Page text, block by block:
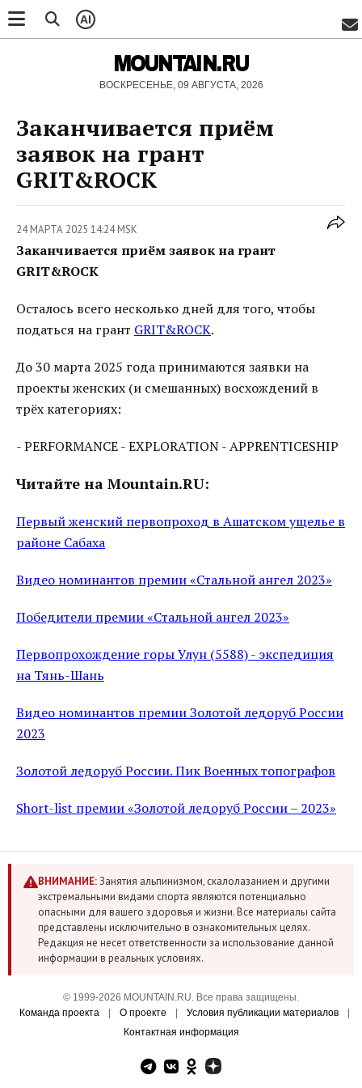
AI
MOUNTAIN.RU
ВОСКРЕСЕНЬЕ, 09 АВГУСТА, 2026
Заканчивается приём
заявок на грант
GRIT&ROCK
24 МАРТА 2025 14:24 MSK
Заканчивается приём заявок на грант
GRIT&ROCK
Осталось всего несколько дней для того, чтобы
податься на грант GRIT&ROCK.
До 30 марта 2025 года принимаются заявки на
проекты женских (и смешанных) восхождений в
трёх категориях:
- PERFORMANCE - EXPLORATION - APPRENTICESHIP
Читайте на Mountain.RU:
Первый женский первопроход в Ашатском ущелье в
районе Сабаха
Видео номинантов премии «Стальной ангел 2023»
Победители премии «Стальной ангел 2023»
Первопрохождение горы Улун (5588) - экспедиция
на Тянь-Шань
Видео номинантов премии Золотой ледоруб России
2023
Золотой ледоруб России. Пик Военных топографов
Short-list премии «Золотой ледоруб России – 2023»
ВНИМАНИЕ:Занятия альпинизмом, скалолазанием и другими
экстремальными видами спорта являются потенциально
опасными для вашего здоровья и жизни. Все материалы сайта
представлены исключительно в ознакомительных целях.
Редакция не несет ответственности за использование данной
информации в реальных условиях.
© 1999-2026 MOUNTAIN.RU. Все права защищены.
Команда проекта
О проекте Условия публикации материалов
Контактная информация